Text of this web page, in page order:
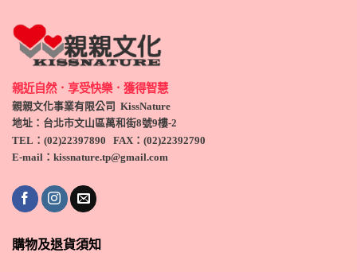
親近自然．享受快樂．獲得智慧
親親文化事業有限公司 KissNature
地址：台北市文山區萬和街8號9樓-2
TEL ：(02)22397890 FAX：(02)22392790
E-mail：kissnature.tp@gmail.com
購物及退貨須知